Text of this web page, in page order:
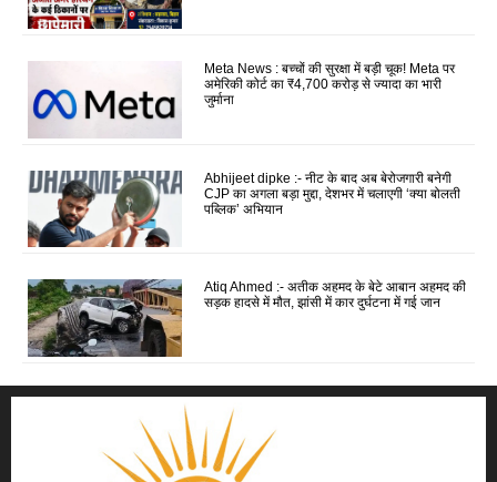
Meta News : बच्चों की सुरक्षा में बड़ी चूक! Meta पर
अमेरिकी कोर्ट का ₹4,700 करोड़ से ज्यादा का भारी
जुर्माना
Abhijeet dipke :- नीट के बाद अब बेरोजगारी बनेगी
CJP का अगला बड़ा मुद्दा, देशभर में चलाएगी ‘क्या बोलती
पब्लिक’ अभियान
Atiq Ahmed :- अतीक अहमद के बेटे आबान अहमद की
सड़क हादसे में मौत, झांसी में कार दुर्घटना में गई जान